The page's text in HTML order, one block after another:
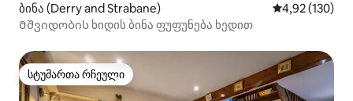
ბინა (Derry and Strabane) საშუალო
4,92 (130)
Მშვიდობის ხიდის ბინა ფუფუნება ხედით
სტუმართა რჩეული
სტუმართა რჩეული